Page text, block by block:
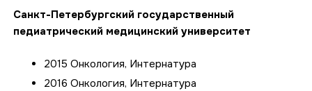
Санкт-Петербургский государственный
педиатрический медицинский университет
2015 Онкология, Интернатура
2016 Онкология, Интернатура